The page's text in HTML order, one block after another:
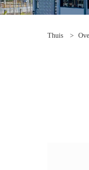
Thuis >